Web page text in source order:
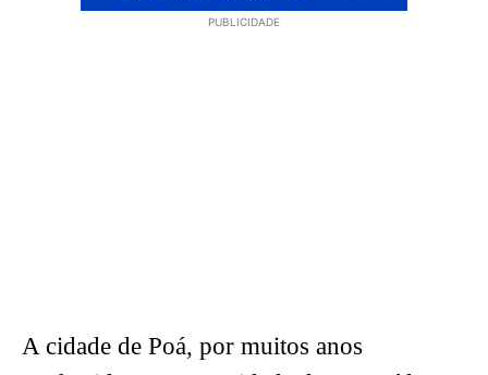
PUBLICIDADE
A cidade de Poá, por muitos anos